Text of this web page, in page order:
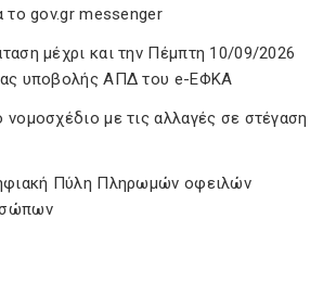
το gov.gr messenger
μέχρι και την Πέμπτη 10/09/2026
υποβολής ΑΠΔ του e-ΕΦΚΑ
με τις αλλαγές σε στέγαση
Πύλη Πληρωμών οφειλών